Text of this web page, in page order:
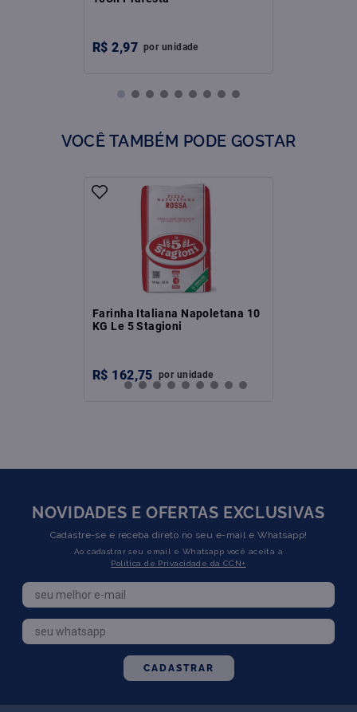
R$ 2,97 por unidade
VOCÊ TAMBÉM PODE GOSTAR
Farinha Italiana Napoletana 10
KG Le 5 Stagioni
R$ 162,75 por unidade
NOVIDADES E OFERTAS EXCLUSIVAS
Cadastre-se e receba direto no seu e-mail e Whatsapp!
Ao cadastrar seu email e Whatsapp você aceita a
Política de Privacidade da CCN+
CADASTRAR